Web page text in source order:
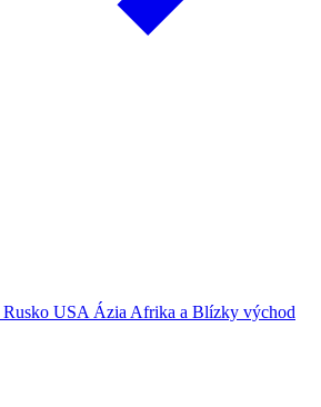
Rusko USA ÁziaAfrika a Blízky východ